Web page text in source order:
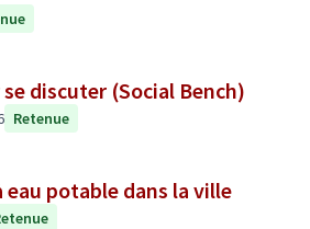
Des bancs pour se discuter (Social Bench)
Retenue
eau potable dans la ville